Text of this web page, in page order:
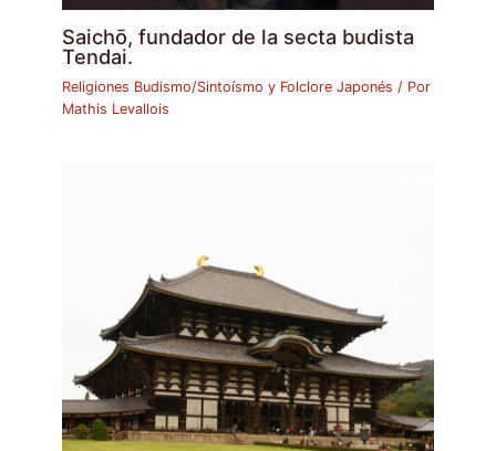
Saichō, fundador de la secta budista
Tendai.
Religiones Budismo/Sintoísmo y Folclore Japonés / Por
Mathis Levallois